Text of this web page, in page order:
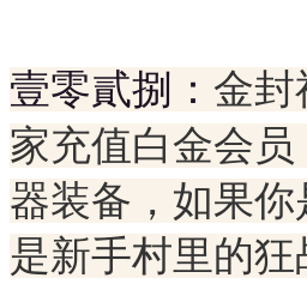
壹零貳捌： 金封
家充值白金会
器装备，如果
是新手村里的